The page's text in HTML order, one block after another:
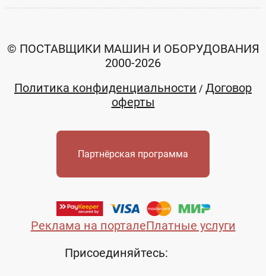
Реклама на порталеПлатные услуги
© ПОСТАВЩИКИ МАШИН И ОБОРУДОВАНИЯ
2000-2026
Политика конфиденциальности / Договор
оферты
Партнёрская программа
Присоединяйтесь: